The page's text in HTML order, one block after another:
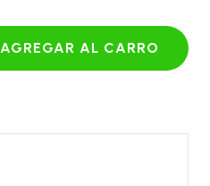
AGREGAR AL CARRO